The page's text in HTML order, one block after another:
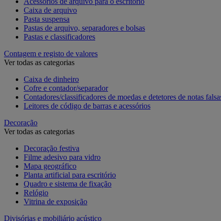
Caixa de arquivo
Pasta suspensa
Pastas de arquivo, separadores e bolsas
Pastas e classificadores
Contagem e registo de valores
Ver todas as categorias
Caixa de dinheiro
Cofre e contador/separador
Contadores/classificadores de moedas e detetores de notas
Leitores de código de barras e acessórios
Decoração
Ver todas as categorias
Decoração festiva
Filme adesivo para vidro
Mapa geográfico
Planta artificial para escritório
Quadro e sistema de fixação
Relógio
Vitrina de exposição
Divisórias e mobiliário acústico